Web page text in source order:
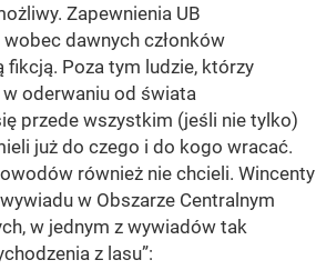
Zapewnienia UB
dawnych członków
fikcją. Poza tym ludzie, którzy
oderwaniu od świata
przede wszystkim (jeśli nie tylko)
już do czego i do kogo wracać.
również nie chcieli. Wincenty
w Obszarze Centralnym
w jednym z wywiadów tak
z lasu”: